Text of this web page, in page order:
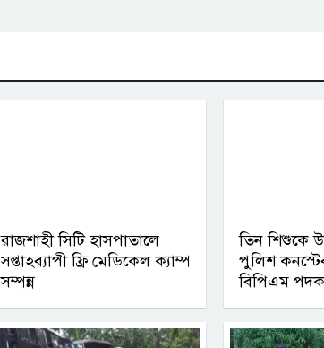
রাজশাহী সিটি হাসপাতালে
সপ্তাহব্যাপী ফ্রি মেডিকেল ক্যাম্প
সম্পন্ন
তিন শিশুকে
পুলিশ
বিপিএম পদক